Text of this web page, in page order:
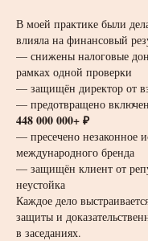
В моей практике были
влияла на финансовый
— снижены налоговые
рамках одной проверки
— защищён директор от
— предотвращено
448 000 000+ ₽
— пресечено незаконное
международного бренда
— защищён клиент от
неустойка
Каждое дело
защиты и
в заседаниях.